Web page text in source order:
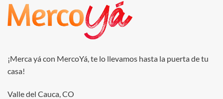
¡Merca yá con MercoYá, te lo llevamos hasta la puerta de tu
casa!
Valle del Cauca, CO